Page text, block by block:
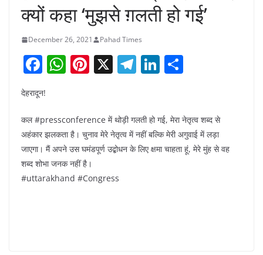
क्यों कहा ‘मुझसे ग़लती हो गई’
December 26, 2021 Pahad Times
F
c
e
b
o
o
W
s
A
p
p
Pi
e
st
X T
gr
a
m
Li
e
dI
n
e
देहरादून!
कल #pressconference में थोड़ी गलती हो गई, मेरा नेतृत्व शब्द से
अहंकार झलकता है। चुनाव मेरे नेतृत्व में नहीं बल्कि मेरी अगुवाई में लड़ा
जाएगा। मैं अपने उस घमंडपूर्ण उद्बोधन के लिए क्षमा चाहता हूं, मेरे मुंह से वह
शब्द शोभा जनक नहीं है।
#uttarakhand #Congress